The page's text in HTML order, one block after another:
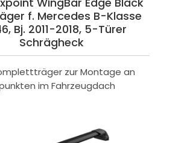
f. Mercedes B-Klasse
Bj. 2011-2018, 5-Türer
Schrägheck
zur Montage an
im Fahrzeugdach